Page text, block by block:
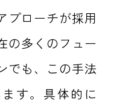
プローチが採用
の多くのフュー
でも、この手法
す。具体的に